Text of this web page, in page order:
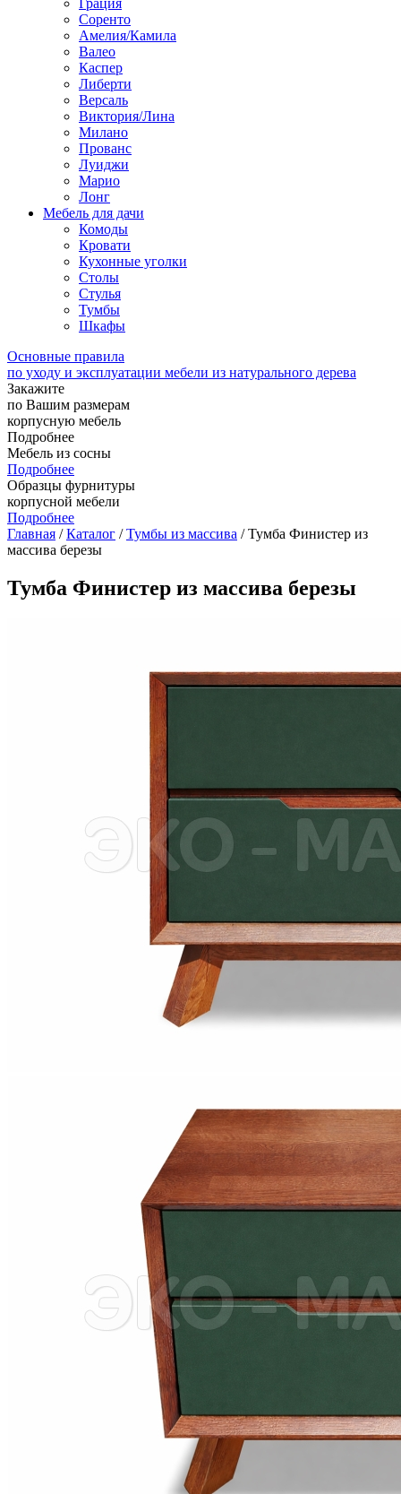
Грация
Соренто
Амелия/Камила
Валео
Каспер
Либерти
Версаль
Виктория/Лина
Милано
Прованс
Луиджи
Марио
Лонг
Мебель для дачи
Комоды
Кровати
Кухонные уголки
Столы
Стулья
Тумбы
Шкафы
Основные правила
по уходу и эксплуатации мебели из натурального дерева
Закажите
по Вашим размерам
корпусную мебель
Подробнее
Мебель из сосны
Подробнее
Образцы фурнитуры
корпусной мебели
Подробнее
Главная /Каталог /Тумбы из массива / Тумба Финистер из
массива березы
Тумба Финистер из массива березы